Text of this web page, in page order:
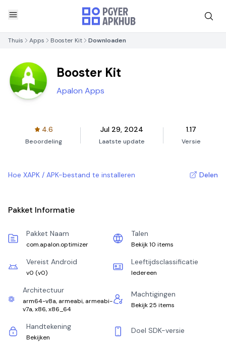
Thuis Apps Booster Kit Downloaden
Booster Kit
Apalon Apps
4.6
Beoordeling
Jul 29, 2024
Laatste update
1.17
Versie
Hoe XAPK / APK-bestand te installeren Delen
Pakket Informatie
Pakket Naam
com.apalon.optimizer
Talen
Bekijk 10 items
Vereist Android
v0 (v0)
Leeftijdsclassificatie
Iedereen
Architectuur
arm64-v8a, armeabi, armeabi-
v7a, x86, x86_64
Machtigingen
Bekijk 25 items
Handtekening
Bekijken
Doel SDK-versie